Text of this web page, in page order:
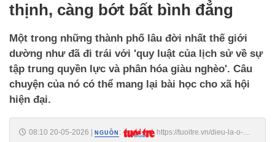
thịnh, càng bớt bất bình đẳng
Một trong những thành phố lâu đời nhất thế giới
dường như đã đi trái với 'quy luật của lịch sử về sự
tập trung quyền lực và phân hóa giàu nghèo'. Câu
chuyện của nó có thể mang lại bài học cho xã hội
hiện đại.
08:10 20-05-2026 NGUỒN :
https://tuoitre.vn/dieu-la-o-